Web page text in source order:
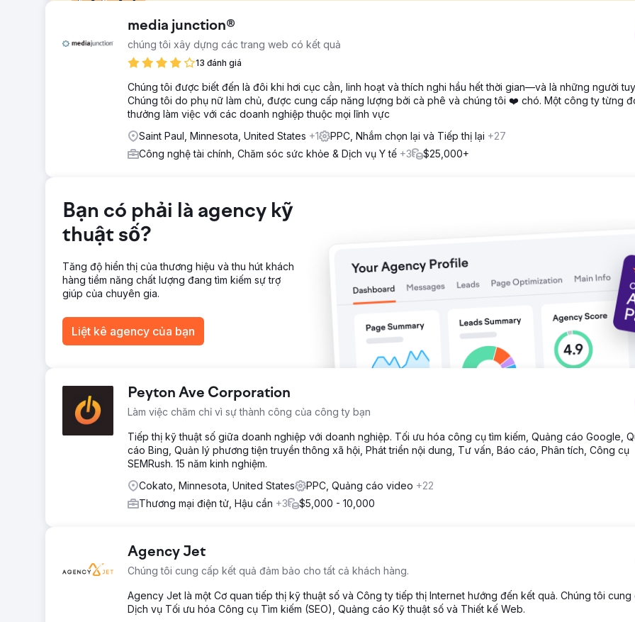
Sự cạnh tranh trong các chương trình đào tạo sau đại học về tiếp thị ở Ohio đã tăng cường đáng kể trong những năm gần
yếu là do sự cạnh tranh ngày càng tăng và sự phổ biến của các lựa chọn bằng cấp, đặc biệt là trực tuyến, do các trường
khác cung cấp.
Chúng tôi đã thực hiện chiến lược cá nhân hóa được thiết kế cho đối tượng mục tiêu của họ bằng cách nâng cao khả năng
trên các công cụ tìm kiếm thông qua việc thêm các từ khóa được nhắm mục tiêu có liên quan đến đối tượng và tinh chỉnh
- Khách hàng tiềm năng tổng thể tăng 135% - Khách hàng tiềm năng tự nhiên tăng 38% - Khách hàng tiềm năng trả phí
media junction®
chúng tôi xây dựng các trang web có kết quả
13 đánh giá
Chúng tôi được biết đến là đôi khi hơi cục cằn, linh hoạt và thích nghi hầu hết thời gian—và là những người
Chúng tôi do phụ nữ làm chủ, được cung cấp năng lượng bởi cà phê và chúng tôi ❤️ chó. Một công ty từng
thưởng làm việc với các doanh nghiệp thuộc mọi lĩnh vực
Saint Paul, Minnesota, United States +1 PPC, Nhắm chọn lại và Tiếp thị lại +27
Công nghệ tài chính, Chăm sóc sức khỏe & Dịch vụ Y tế +3 $25,000+
Bạn có phải là agency kỹ
thuật số?
Tăng độ hiển thị của thương hiệu và thu hút khách
hàng tiềm năng chất lượng đang tìm kiếm sự trợ
giúp của chuyên gia.
Liệt kê agency của bạn
Peyton Ave Corporation
Làm việc chăm chỉ vì sự thành công của công ty bạn
Tiếp thị kỹ thuật số giữa doanh nghiệp với doanh nghiệp. Tối ưu hóa công cụ tìm kiếm, Quảng cáo Google,
cáo Bing, Quản lý phương tiện truyền thông xã hội, Phát triển nội dung, Tư vấn, Báo cáo, Phân tích, Công cụ
SEMRush. 15 năm kinh nghiệm.
Cokato, Minnesota, United States
PPC, Quảng cáo video +22
Thương mại điện tử, Hậu cần +3 $5,000 - 10,000
Agency Jet
Chúng tôi cung cấp kết quả đảm bảo cho tất cả khách hàng.
Agency Jet là một Cơ quan tiếp thị kỹ thuật số và Công ty tiếp thị Internet hướng đến kết quả. Chúng tôi cung
Dịch vụ Tối ưu hóa Công cụ Tìm kiếm (SEO), Quảng cáo Kỹ thuật số và Thiết kế Web.